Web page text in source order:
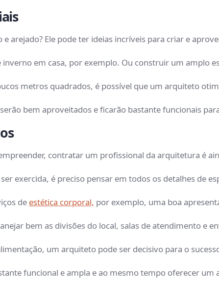
e arejado? Ele pode ter ideias incríveis para criar e
em casa, por exemplo. Ou construir um amplo
metros quadrados, é possível que um arquiteto
bem aproveitados e ficarão bastante funcionais
contratar um profissional da arquitetura é
exercida, é preciso pensar em todos os detalhes de
de estética corporal, por exemplo, uma boa
bem as divisões do local, salas de atendimento e
um arquiteto pode ser decisivo para o
funcional e ampla e ao mesmo tempo oferecer